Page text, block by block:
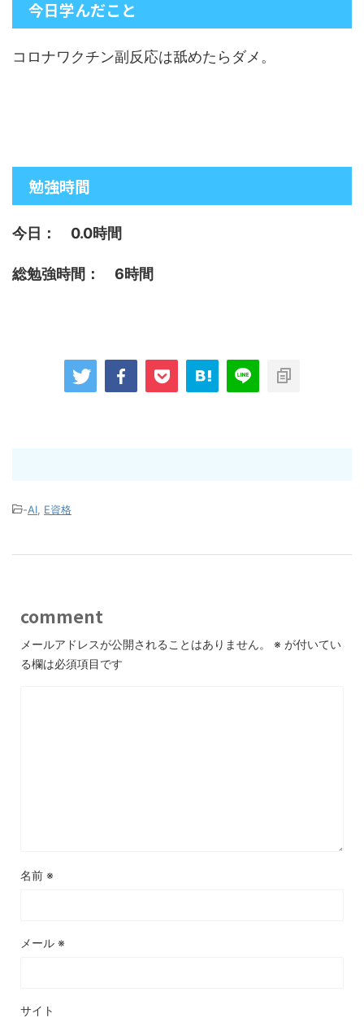
今日学んだこと
コロナワクチン副反応は舐めたらダメ。
勉強時間
今日： 0.0時間
総勉強時間： 6時間
-AI E資格
comment
メールアドレスが公開されることはありません。 ※ が付いてい
る欄は必須項目です
名前 ※
メール ※
サイト